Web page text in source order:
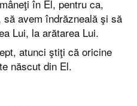
în El, pentru ca,
avem îndrăzneală şi să
Lui, la arătarea Lui.
atunci ştiţi că oricine
născut din El.